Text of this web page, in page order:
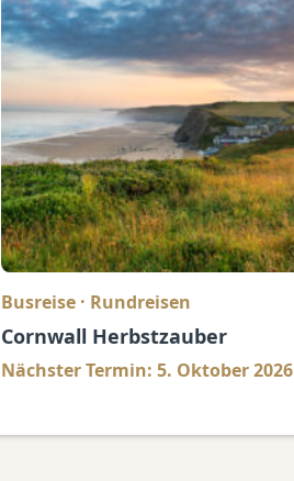
Busreise · Rundreisen
Cornwall Herbstzauber
Nächster Termin: 5. Oktober 2026